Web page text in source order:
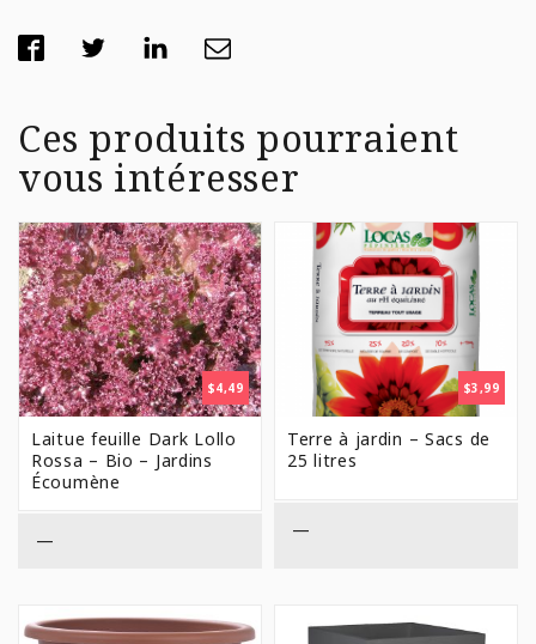
Ces produits pourraient
vous intéresser
$4,49
Laitue feuille Dark Lollo
Rossa – Bio – Jardins
Écoumène
—
$3,99
Terre à jardin – Sacs de
25 litres
—